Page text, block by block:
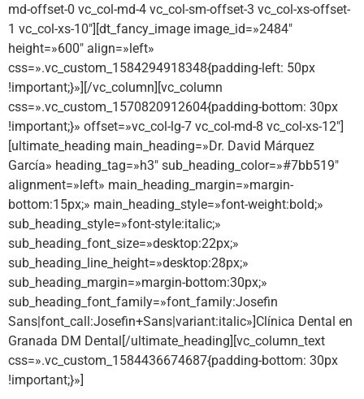
md-offset-0 vc_col-md-4 vc_col-sm-offset-3 vc_col-xs-offset-
1 vc_col-xs-10″][dt_fancy_image image_id=»2484″
height=»600″ align=»left»
css=».vc_custom_1584294918348{padding-left: 50px
!important;}»][/vc_column][vc_column
css=».vc_custom_1570820912604{padding-bottom: 30px
!important;}» offset=»vc_col-lg-7 vc_col-md-8 vc_col-xs-12″]
[ultimate_heading main_heading=»Dr. David Márquez
García» heading_tag=»h3″ sub_heading_color=»#7bb519″
alignment=»left» main_heading_margin=»margin-
bottom:15px;» main_heading_style=»font-weight:bold;»
sub_heading_style=»font-style:italic;»
sub_heading_font_size=»desktop:22px;»
sub_heading_line_height=»desktop:28px;»
sub_heading_margin=»margin-bottom:30px;»
sub_heading_font_family=»font_family:Josefin
Sans|font_call:Josefin+Sans|variant:italic»]Clínica Dental en
Granada DM Dental[/ultimate_heading][vc_column_text
css=».vc_custom_1584436674687{padding-bottom: 30px
!important;}»]